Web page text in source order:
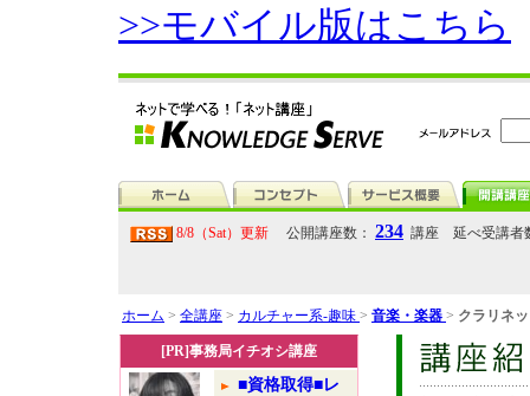
>>モバイル版はこちら
8/8（Sat）更新 公開講座数： 234 講座 延べ受講者
ホーム > 全講座 > カルチャー系-趣味 > 音楽・楽器 > クラリネ
[PR]事務局イチオシ講座
■資格取得■レ